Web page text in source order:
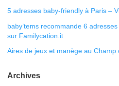
5 adresses baby-friendly à Paris –
baby’tems recommande 6
sur Familycation.it
Aires de jeux et manège au Champ
Archives